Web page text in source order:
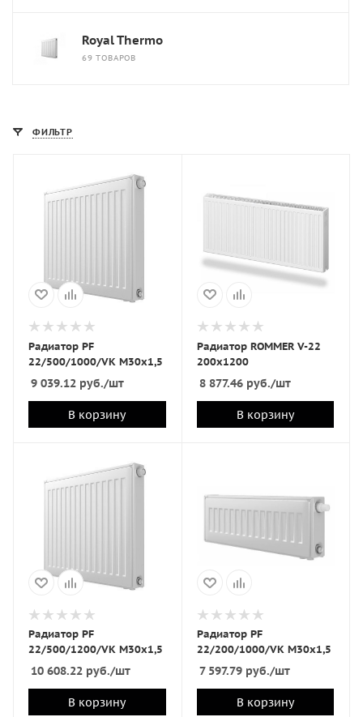
Royal Thermo
69 ТОВАРОВ
ФИЛЬТР
Радиатор PF
22/500/1000/VK M30x1,5
9 039.12 руб./шт
В корзину
Радиатор ROMMER V-22
200х1200
8 877.46руб./шт
В корзину
Радиатор PF
22/500/1200/VK M30x1,5
10 608.22 руб./шт
В корзину
Радиатор PF
22/200/1000/VK M30x1,5
7 597.79руб./шт
В корзину